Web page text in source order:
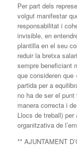
Per part dels
volgut manifestar
responsabilitat i
invisible, en
plantilla en el seu
reduir la bretxa
sempre beneficiant
que consideren
partida per a
no ha de ser el
manera correcta i
Llocs de treball) per
organitzativa de
** AJUNTAMENT